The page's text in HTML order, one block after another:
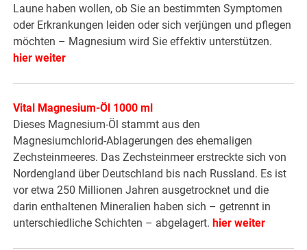
Laune haben wollen, ob Sie an bestimmten Symptomen
oder Erkrankungen leiden oder sich verjüngen und pflegen
möchten – Magnesium wird Sie effektiv unterstützen.
hier weiter
Vital Magnesium-Öl 1000 ml
Dieses Magnesium-Öl stammt aus den
Magnesiumchlorid-Ablagerungen des ehemaligen
Zechsteinmeeres. Das Zechsteinmeer erstreckte sich von
Nordengland über Deutschland bis nach Russland. Es ist
vor etwa 250 Millionen Jahren ausgetrocknet und die
darin enthaltenen Mineralien haben sich – getrennt in
unterschiedliche Schichten – abgelagert. hier weiter